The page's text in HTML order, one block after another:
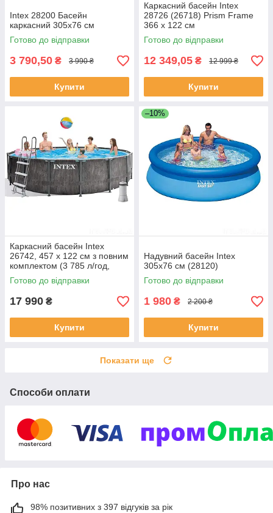
Intex 28200 Басейн
каркасний 305х76 см
Готово до відправки
3 790,50 ₴ 3 990 ₴
Купити
Каркасний басейн Intex
28726 (26718) Prism Frame
366 х 122 см
Готово до відправки
12 349,05 ₴ 12 999 ₴
Купити
Каркасний басейн Intex
26742, 457 x 122 см з повним
комплектом (3 785 л/год,
сходи, тент, підстилка)
Готово до відправки
17 990 ₴
Купити
–10%
Надувний басейн Intex
305х76 см (28120)
Готово до відправки
1 980 ₴ 2 200 ₴
Купити
Показати ще
Способи оплати
Про нас
98% позитивних з 397 відгуків за рік